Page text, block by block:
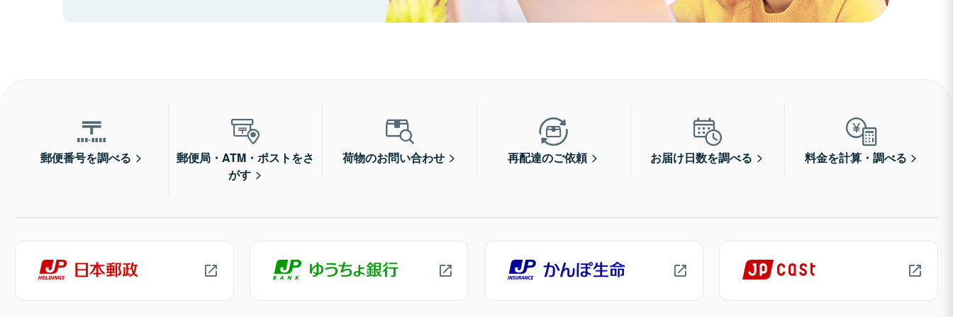
郵便番号を調べる
郵便局・ATM・ポストをさ
がす
荷物のお問い合わせ 再配達のご依頼 お届け日数を調べる 料金を計算・調べる